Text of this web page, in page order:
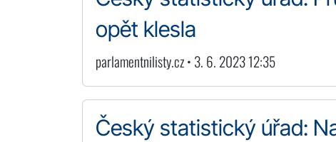
opět klesla
parlamentnilisty.cz • 3. 6. 2023 12:35
Český statistický úřad: